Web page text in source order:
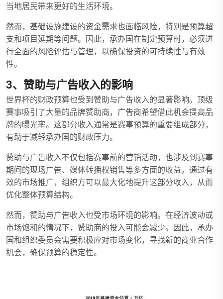
当地居民带来更好的生活环境。
然而，基础设施建设的资金需求也面临风险，特别是预算超
支和项目延期等问题。因此，承办国在制定预算时，必须进
行全面的风险评估与管理，以确保投资的可持续性与有效
性。
3、赞助与广告收入的影响
世界杯的财政预算也受到赞助与广告收入的显著影响。顶级
赛事吸引了大量的品牌赞助商，广告商希望借此机会提高品
牌的曝光率。这部分收入通常是赛事预算的重要组成部分，
有助于减轻承办国的财政压力。
赞助与广告收入不仅包括赛事前的营销活动，也涉及到赛事
期间的现场广告、媒体转播权销售等多方面的收益。通过有
效的市场推广，组织方可以最大化地提升这部分收入，从而
优化整体预算结构。
然而，赞助与广告收入也受市场环境的影响。在经济波动或
市场饱和的情况下，赞助商的投入可能会减少。因此，承办
国和组织委员会需要积极应对市场变化，寻找新的商业合作
机会，确保预算的稳定性。